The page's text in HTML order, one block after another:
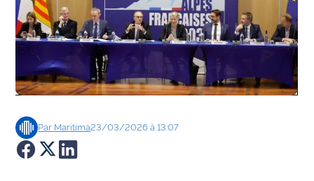
Faits
divers
Sports
Société
Culture
Par Maritima23/03/2026 à 13:07